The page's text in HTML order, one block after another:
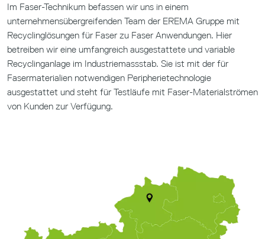
Im Faser-Technikum befassen wir uns in einem
unternehmensübergreifenden Team der EREMA Gruppe mit
Recyclinglösungen für Faser zu Faser Anwendungen. Hier
betreiben wir eine umfangreich ausgestattete und variable
Recyclinganlage im Industriemassstab. Sie ist mit der für
Fasermaterialien notwendigen Peripherietechnologie
ausgestattet und steht für Testläufe mit Faser-Materialströmen
von Kunden zur Verfügung.